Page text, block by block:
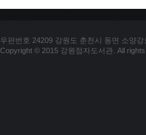
우편번호 24209 강원도 춘천시 동면 소양
Copyright © 2015 강원점자도서관. All